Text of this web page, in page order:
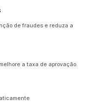
de fraudes e reduza a
a taxa de aprovação.